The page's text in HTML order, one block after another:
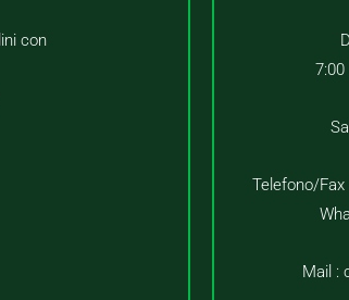
con
Telefono/
Mail :